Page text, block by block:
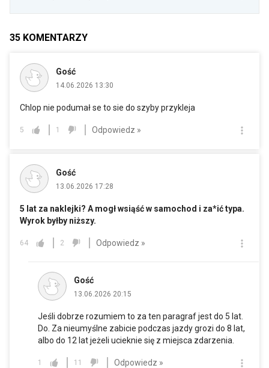
35 KOMENTARZY
Gość
14.06.2026 13:30
Chlop nie podumał se to sie do szyby przykleja
5 1 Odpowiedz »
Gość
13.06.2026 17:28
5 lat za naklejki? A mogł wsiąść w samochod i za*ić typa.
Wyrok byłby niższy.
64 2 Odpowiedz »
Gość
13.06.2026 20:15
Jeśli dobrze rozumiem to za ten paragraf jest do 5 lat.
Do. Za nieumyślne zabicie podczas jazdy grozi do 8 lat,
albo do 12 lat jeżeli ucieknie się z miejsca zdarzenia.
1 11 Odpowiedz »